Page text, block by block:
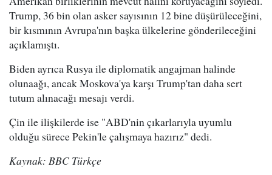
Trump, 36 bin olan asker sayısının 12 bine düşürüleceğini,
bir kısmının Avrupa'nın başka ülkelerine gönderileceğini
açıklamıştı.
Biden ayrıca Rusya ile diplomatik angajman halinde
olunaağı, ancak Moskova'ya karşı Trump'tan daha sert
tutum alınacağı mesajı verdi.
Çin ile ilişkilerde ise "ABD'nin çıkarlarıyla uyumlu
olduğu sürece Pekin'le çalışmaya hazırız" dedi.
Kaynak: BBC Türkçe